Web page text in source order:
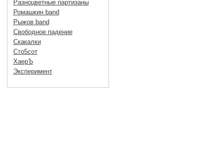
Разноцветные партизаны
Ромашкин band
Рыжов band
Свободное падение
Скакалки
Сто5сот
ХаерЪ
Эксперимент